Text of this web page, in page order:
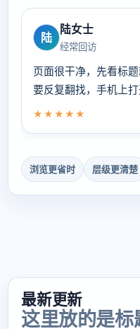
陆
陆女士
经常回访
页面很干净，先看标
要反复翻找，手机上打
★★★★★
浏览更省时 层级更清楚
最新更新
这里放的是